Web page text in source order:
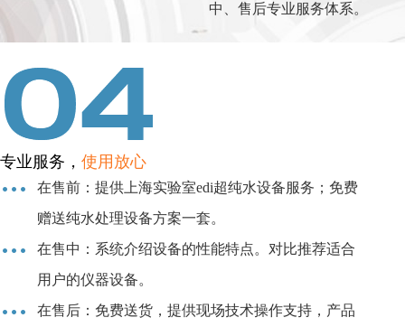
中、售后专业服务体系。
专业服务， 使用放心
在售前：提供上海实验室edi超纯水设备服务；免费
赠送纯水处理设备方案一套。
在售中：系统介绍设备的性能特点。对比推荐适合
用户的仪器设备。
在售后：免费送货，提供现场技术操作支持，产品